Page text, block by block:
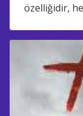
özelliğidir,